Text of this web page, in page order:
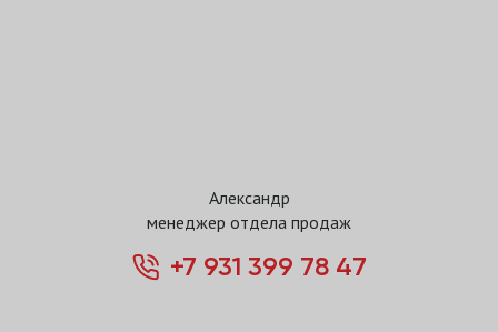
Александр
менеджер отдела продаж
+7 931 399 78 47